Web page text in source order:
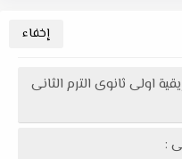
اولى ثانوى الترم الثانى
: